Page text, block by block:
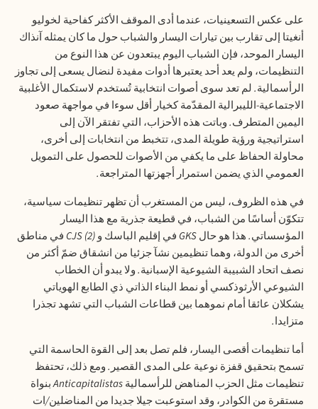
على عكس التسعينيات، عندما أدى الموقف الأكثر كفاحية لخوليو
أنغيتا إلى تقارب بين تيارات اليسار والشباب حول ما كان يمثله آنذاك
اليسار الموحد، فإن الشباب اليوم يبتعدون عن هذا النوع من
التنظيمات، ولم يعد أحد يعتبرها أدوات مفيدة لنضال يسعى إلى تجاوز
الرأسمالية.لم تعد سوى أصوات انتخابية تُستخدم لاستكمال الأغلبية
الاجتماعية-الليبرالية المقدّمة كخيار أقل سوءا في مواجهة صعود
اليمين المتطرف.وباتت هذه الأحزاب، التي تفتقر الآن إلى
استراتيجية ورؤية طويلة المدى، تتخبط من انتخابات إلى أخرى،
محاولة الحفاظ على ما يكفي من الأصوات للحصول على التمويل
العمومي الذي يضمن استمرار أجهزتها المتراجعة.
في هذه الظروف، ليس من المستغرب أن تظهر تنظيمات سياسية،
تتكوّن أساسًا من الشباب، في قطيعة جذرية مع هذا اليسار
المؤسساتي.هذا هو حالGKS في إقليم الباسك وCJS (2) في مناطق
أخرى من الدولة، وهما تنظيمين نشآ جزئيا من انشقاق ضمّ أكثر من
نصف اتحاد الشبيبة الشيوعية الإسبانية.ولا يبدو أن الخطاب
الشيوعي الأرثوذكسي أو نمط البناء الذاتي ذي الطابع الهوياتي
يشكلان عائقا أمام نموهما بين قطاعات الشباب التي تشهد تجذرا
متزايدا.
أما تنظيمات أقصى اليسار، فلم تصل بعد إلى القوة الحاسمة التي
تسمح بتحقيق قفزة نوعية على المدى القصير .ومع ذلك، تحتفظ
تنظيمات مثل الحزب المناهض للرأسماليةAnticapitalistasبنواة
مستقرة من الكوادر، وقد استوعبت جيلا جديدا من المناضلين/ات